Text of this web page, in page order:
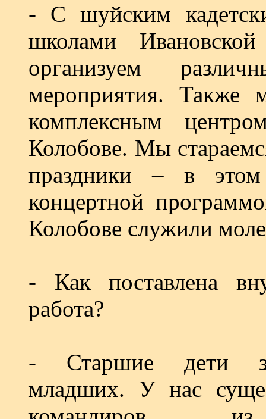
- С шуйским
школами
организуем
мероприятия.
комплексным
Колобове. Мы
праздники – в
концертной
Колобове служили
- Как поставлена
работа?
- Старшие дети
младших. У нас